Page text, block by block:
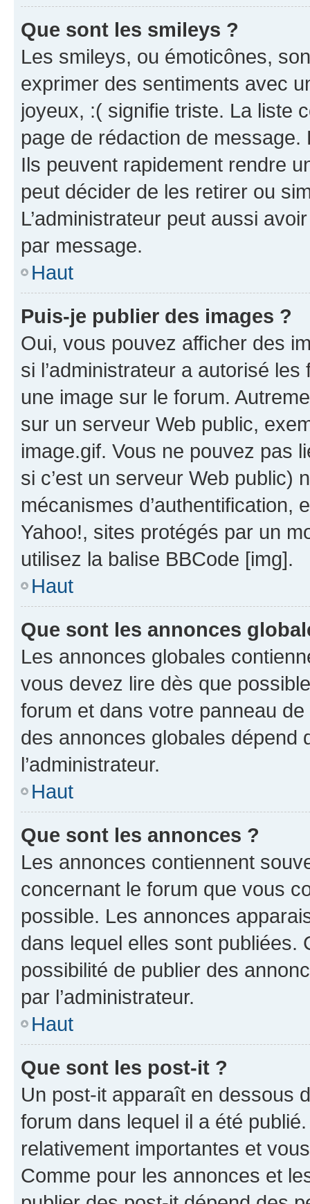
Que sont les smileys ?
Les smileys, ou émoticônes,
exprimer des sentiments avec
joyeux, :( signifie triste. La liste
page de rédaction de
Ils peuvent rapidement rendre
peut décider de les retirer ou
L’administrateur peut aussi
par message.
Haut
Puis-je publier des images ?
Oui, vous pouvez afficher des
si l’administrateur a autorisé
une image sur le forum.
sur un serveur Web public,
image.gif. Vous ne pouvez pas
si c’est un serveur Web public)
mécanismes d’authentification,
Yahoo!, sites protégés par un
utilisez la balise BBCode [img].
Haut
Que sont les annonces
Les annonces globales
vous devez lire dès que
forum et dans votre panneau
des annonces globales dépend
l’administrateur.
Haut
Que sont les annonces ?
Les annonces contiennent
concernant le forum que vous
possible. Les annonces
dans lequel elles sont publiées.
possibilité de publier des
par l’administrateur.
Haut
Que sont les post-it ?
Un post-it apparaît en dessous
forum dans lequel il a été
relativement importantes et
Comme pour les annonces et